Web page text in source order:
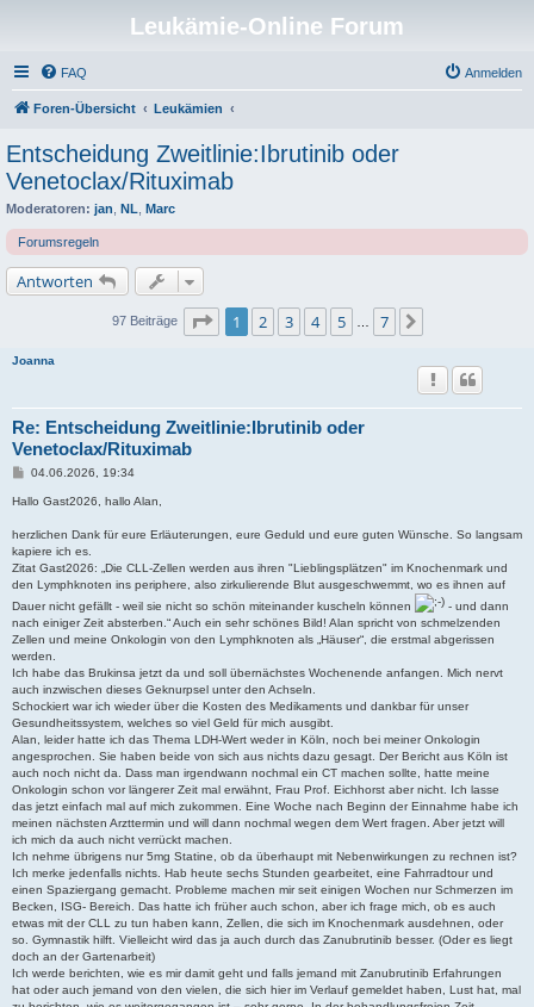
Leukämie-Online Forum
FAQ Anmelden
Foren-Übersicht Leukämien
Entscheidung Zweitlinie:Ibrutinib oder
Venetoclax/Rituximab
Moderatoren: jan NL Marc
Forumsregeln
Antworten
97 Beiträge Seite von
1 2 3 4 5 7
Joanna
Re: Entscheidung Zweitlinie:Ibrutinib oder
Venetoclax/Rituximab
B
i
a
g
04.06.2026, 19:34
Hallo Gast2026, hallo Alan,
herzlichen Dank für eure Erläuterungen, eure Geduld und eure guten Wünsche. So langsam
kapiere ich es.
Zitat Gast2026: „Die CLL-Zellen werden aus ihren "Lieblingsplätzen" im Knochenmark und
den Lymphknoten ins periphere, also zirkulierende Blut ausgeschwemmt, wo es ihnen auf
Dauer nicht gefällt - weil sie nicht so schön miteinander kuscheln können
- und dann
nach einiger Zeit absterben.“ Auch ein sehr schönes Bild! Alan spricht von schmelzenden
Zellen und meine Onkologin von den Lymphknoten als „Häuser“, die erstmal abgerissen
werden.
Ich habe das Brukinsa jetzt da und soll übernächstes Wochenende anfangen. Mich nervt
auch inzwischen dieses Geknurpsel unter den Achseln.
Schockiert war ich wieder über die Kosten des Medikaments und dankbar für unser
Gesundheitssystem, welches so viel Geld für mich ausgibt.
Alan, leider hatte ich das Thema LDH-Wert weder in Köln, noch bei meiner Onkologin
angesprochen. Sie haben beide von sich aus nichts dazu gesagt. Der Bericht aus Köln ist
auch noch nicht da. Dass man irgendwann nochmal ein CT machen sollte, hatte meine
Onkologin schon vor längerer Zeit mal erwähnt, Frau Prof. Eichhorst aber nicht. Ich lasse
das jetzt einfach mal auf mich zukommen. Eine Woche nach Beginn der Einnahme habe ich
meinen nächsten Arzttermin und will dann nochmal wegen dem Wert fragen. Aber jetzt will
ich mich da auch nicht verrückt machen.
Ich nehme übrigens nur 5mg Statine, ob da überhaupt mit Nebenwirkungen zu rechnen ist?
Ich merke jedenfalls nichts. Hab heute sechs Stunden gearbeitet, eine Fahrradtour und
einen Spaziergang gemacht. Probleme machen mir seit einigen Wochen nur Schmerzen im
Becken, ISG- Bereich. Das hatte ich früher auch schon, aber ich frage mich, ob es auch
etwas mit der CLL zu tun haben kann, Zellen, die sich im Knochenmark ausdehnen, oder
so. Gymnastik hilft. Vielleicht wird das ja auch durch das Zanubrutinib besser. (Oder es liegt
doch an der Gartenarbeit)
Ich werde berichten, wie es mir damit geht und falls jemand mit Zanubrutinib Erfahrungen
hat oder auch jemand von den vielen, die sich hier im Verlauf gemeldet haben, Lust hat, mal